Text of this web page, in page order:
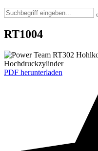
RT1004
PDF herunterladen